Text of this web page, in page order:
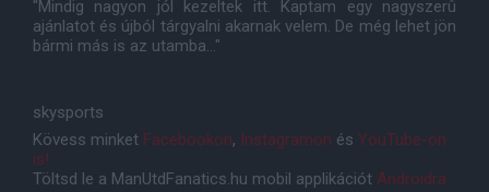
"Mindig nagyon jól kezeltek itt. Kaptam egy nagyszerû
ajánlatot és újból tárgyalni akarnak velem. De még lehet jön
bármi más is az utamba..."
skysports
Kövess minket Facebookon, Instagramon és YouTube-on
is!
Töltsd le a ManUtdFanatics.hu mobil applikációt Androidra